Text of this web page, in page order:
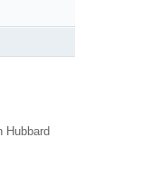
Hubbard